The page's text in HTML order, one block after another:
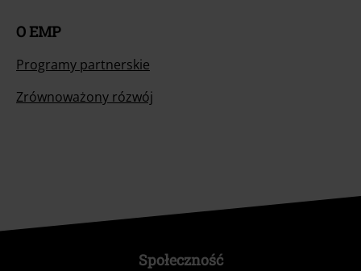
O EMP
Programy partnerskie
Zrównoważony rózwój
Społeczność